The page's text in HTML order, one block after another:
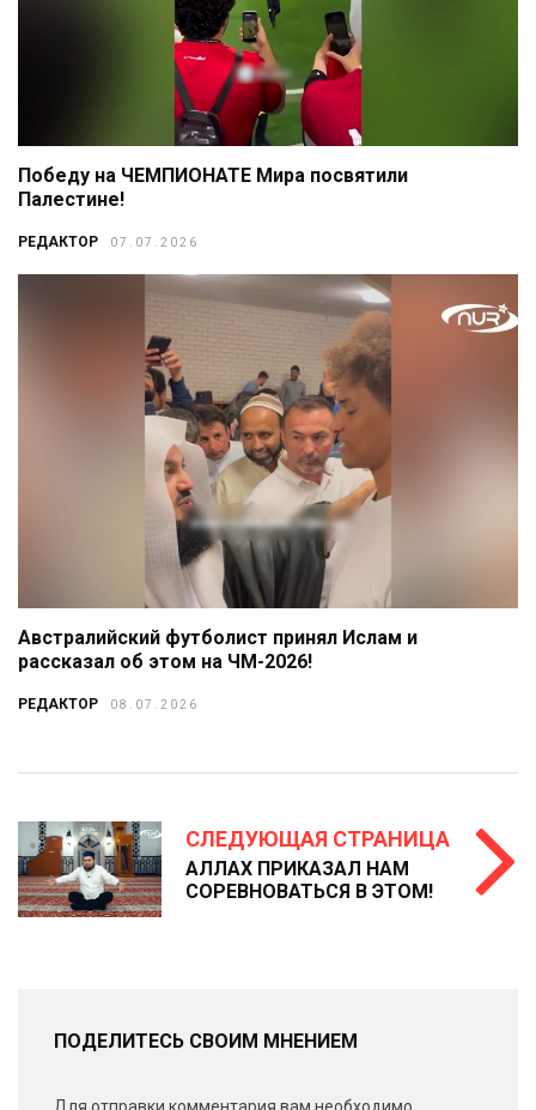
Победу на ЧЕМПИОНАТЕ Мира посвятили
Палестине!
РЕДАКТОР 07.07.2026
Австралийский футболист принял Ислам и
рассказал об этом на ЧМ-2026!
РЕДАКТОР 08.07.2026
СЛЕДУЮЩАЯ СТРАНИЦА
АЛЛАХ ПРИКАЗАЛ НАМ
СОРЕВНОВАТЬСЯ В ЭТОМ!
ПОДЕЛИТЕСЬ СВОИМ МНЕНИЕМ
Для отправки комментария вам необходимо